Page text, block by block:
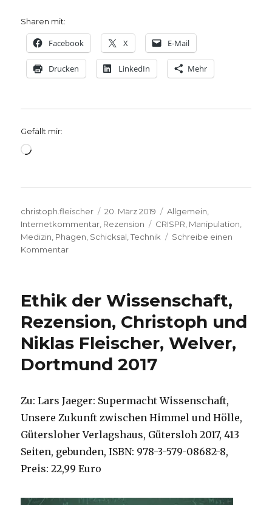
Sharen mit:
Facebook X E-Mail
Drucken LinkedIn Mehr
Gefällt mir:
Wird
Autor
christoph.fleischer
Veröffentlicht
am
20. März 2019 Kategorien
Allgemein
Internetkommentar Rezension Schlagwörter
CRISPR Manipulation
Medizin Phagen Schicksal ,Technik
Schreibe einen
Kommentarzu
Recherche
einem
Artikel
von
Lars
Fleischer,
Welver
Ethik der Wissenschaft,
Rezension, Christoph und
Niklas Fleischer, Welver,
Dortmund 2017
Zu: Lars Jaeger: Supermacht Wissenschaft,
Unsere Zukunft zwischen Himmel und Hölle,
Gütersloher Verlagshaus, Gütersloh 2017, 413
Seiten, gebunden, ISBN: 978-3-579-08682-8,
Preis: 22,99 Euro